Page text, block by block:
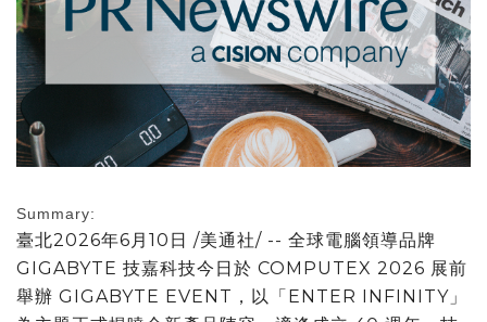
Summary:
臺北2026年6月10日 /美通社/ -- 全球電腦領導品牌
GIGABYTE 技嘉科技今日於 COMPUTEX 2026 展前
舉辦 GIGABYTE EVENT，以「ENTER INFINITY」